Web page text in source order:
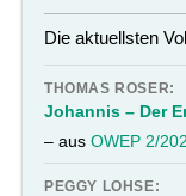
Die aktuellsten
THOMAS ROSER:
Johannis – Der
– ausOWEP 2/
PEGGY LOHSE: